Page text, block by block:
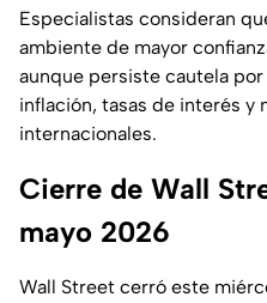
Especialistas consideran
ambiente de mayor
aunque persiste cautela
inflación, tasas de interés y
internacionales.
Cierre de Wall
mayo 2026
Wall Street cerró este